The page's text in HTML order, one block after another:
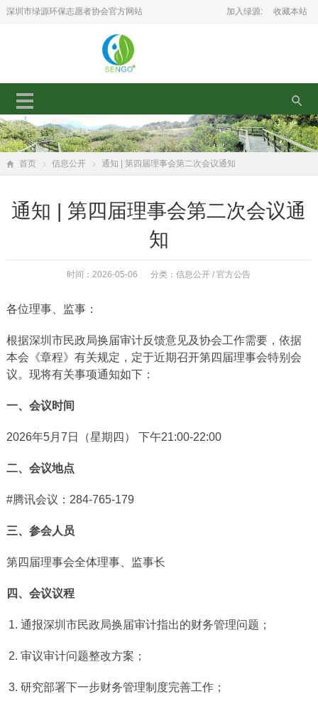
深圳市绿源环保志愿者协会官方网站 加入绿源: 收藏本站
首页 信息公开 通知 | 第四届理事会第二次会议通知
通知 | 第四届理事会第二次会议通
知
时间：2026-05-06 分类：信息公开 /官方公告
各位理事、监事：
根据深圳市民政局换届审计反馈意见及协会工作需要，依据
本会《章程》有关规定，定于近期召开第四届理事会特别会
议。现将有关事项通知如下：
一、会议时间
2026年5月7日（星期四） 下午21:00-22:00
二、会议地点
#腾讯会议：284-765-179
三、参会人员
第四届理事会全体理事、监事长
四、会议议程
通报深圳市民政局换届审计指出的财务管理问题；
审议审计问题整改方案；
研究部署下一步财务管理制度完善工作；